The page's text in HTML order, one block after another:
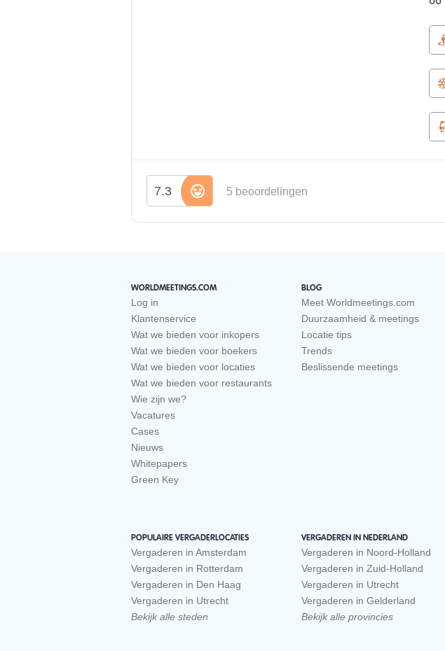
7.3 5 beoordelingen
WORLDMEETINGS.COM
Log in
Klantenservice
Wat we bieden voor inkopers
Wat we bieden voor boekers
Wat we bieden voor locaties
Wat we bieden voor restaurants
Wie zijn we?
Vacatures
Cases
Nieuws
Whitepapers
Green Key
BLOG
Meet Worldmeetings.com
Duurzaamheid & meetings
Locatie tips
Trends
Beslissende meetings
POPULAIRE VERGADERLOCATIES
Vergaderen in Amsterdam
Vergaderen in Rotterdam
Vergaderen in Den Haag
Vergaderen in Utrecht
Bekijk alle steden
VERGADEREN IN NEDERLAND
Vergaderen in Noord-Holland
Vergaderen in Zuid-Holland
Vergaderen in Utrecht
Vergaderen in Gelderland
Bekijk alle provincies